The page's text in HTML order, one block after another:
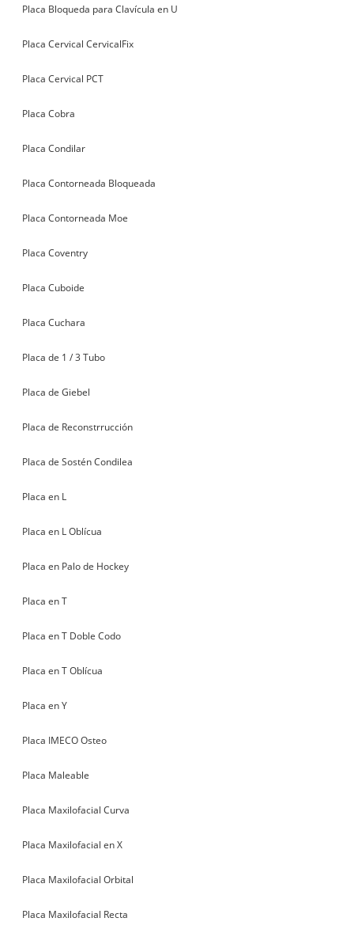
Placa Bloqueda para Clavícula en U
Placa Cervical CervicalFix
Placa Cervical PCT
Placa Cobra
Placa Condilar
Placa Contorneada Bloqueada
Placa Contorneada Moe
Placa Coventry
Placa Cuboide
Placa Cuchara
Placa de 1 / 3 Tubo
Placa de Giebel
Placa de Reconstrrucción
Placa de Sostén Condilea
Placa en L
Placa en L Oblícua
Placa en Palo de Hockey
Placa en T
Placa en T Doble Codo
Placa en T Oblícua
Placa en Y
Placa IMECO Osteo
Placa Maleable
Placa Maxilofacial Curva
Placa Maxilofacial en X
Placa Maxilofacial Orbital
Placa Maxilofacial Recta